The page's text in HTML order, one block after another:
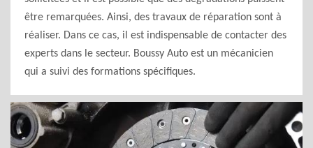
être remarquées. Ainsi, des travaux de réparation sont à
réaliser. Dans ce cas, il est indispensable de contacter des
experts dans le secteur. Boussy Auto est un mécanicien
qui a suivi des formations spécifiques.